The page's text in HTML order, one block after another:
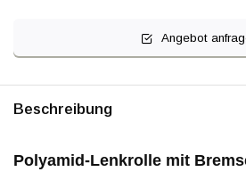
Angebot
Beschreibung
Polyamid-Lenkrolle mit